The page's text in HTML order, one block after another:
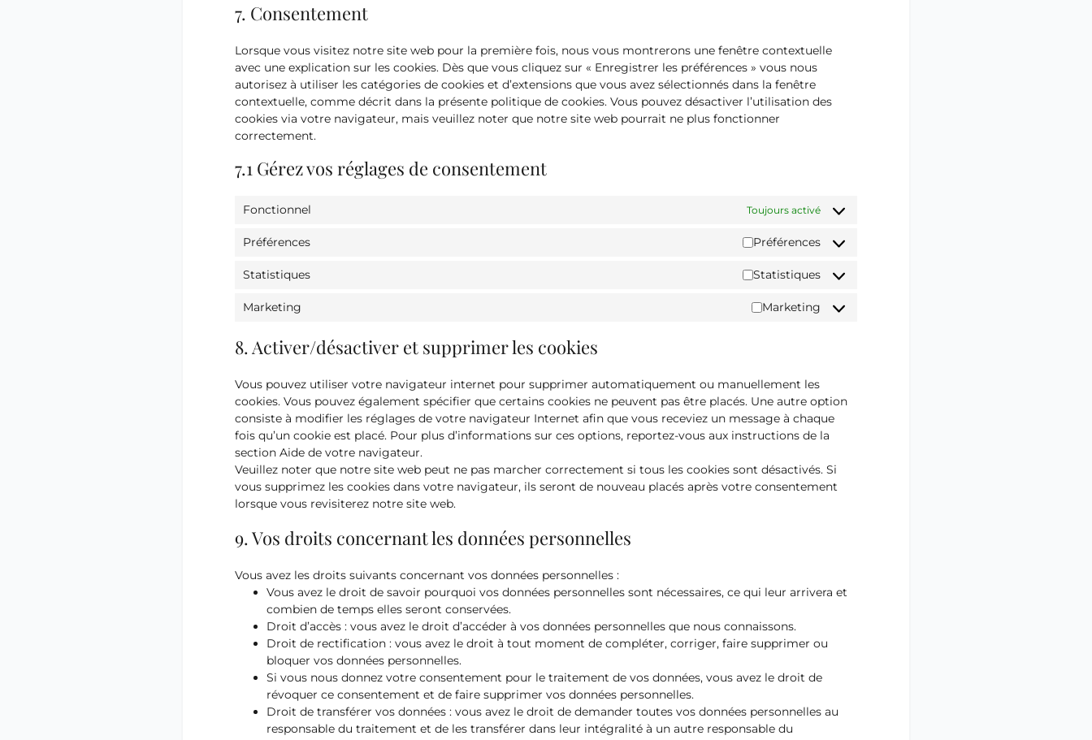
7. Consentement
Lorsque vous visitez notre site web pour la première fois, nous vous montrerons une fenêtre contextuelle
avec une explication sur les cookies. Dès que vous cliquez sur « Enregistrer les préférences » vous nous
autorisez à utiliser les catégories de cookies et d’extensions que vous avez sélectionnés dans la fenêtre
contextuelle, comme décrit dans la présente politique de cookies. Vous pouvez désactiver l’utilisation des
cookies via votre navigateur, mais veuillez noter que notre site web pourrait ne plus fonctionner
correctement.
7.1 Gérez vos réglages de consentement
Fonctionnel Toujours activé
Préférences Préférences
Statistiques Statistiques
Marketing Marketing
8. Activer/désactiver et supprimer les cookies
Vous pouvez utiliser votre navigateur internet pour supprimer automatiquement ou manuellement les
cookies. Vous pouvez également spécifier que certains cookies ne peuvent pas être placés. Une autre option
consiste à modifier les réglages de votre navigateur Internet afin que vous receviez un message à chaque
fois qu’un cookie est placé. Pour plus d’informations sur ces options, reportez-vous aux instructions de la
section Aide de votre navigateur.
Veuillez noter que notre site web peut ne pas marcher correctement si tous les cookies sont désactivés. Si
vous supprimez les cookies dans votre navigateur, ils seront de nouveau placés après votre consentement
lorsque vous revisiterez notre site web.
9. Vos droits concernant les données personnelles
Vous avez les droits suivants concernant vos données personnelles :
Vous avez le droit de savoir pourquoi vos données personnelles sont nécessaires, ce qui leur arrivera et
combien de temps elles seront conservées.
Droit d’accès : vous avez le droit d’accéder à vos données personnelles que nous connaissons.
Droit de rectification : vous avez le droit à tout moment de compléter, corriger, faire supprimer ou
bloquer vos données personnelles.
Si vous nous donnez votre consentement pour le traitement de vos données, vous avez le droit de
révoquer ce consentement et de faire supprimer vos données personnelles.
Droit de transférer vos données : vous avez le droit de demander toutes vos données personnelles au
responsable du traitement et de les transférer dans leur intégralité à un autre responsable du